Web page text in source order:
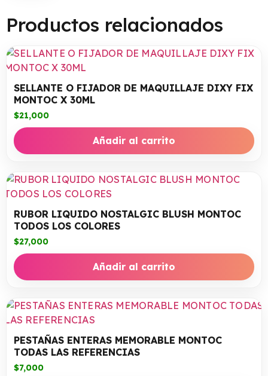
Productos relacionados
SELLANTE O FIJADOR DE MAQUILLAJE DIXY FIX
MONTOC X 30ML
$21,000
Añadir al carrito
RUBOR LIQUIDO NOSTALGIC BLUSH MONTOC
TODOS LOS COLORES
$27,000
Añadir al carrito
PESTAÑAS ENTERAS MEMORABLE MONTOC
TODAS LAS REFERENCIAS
$7,000